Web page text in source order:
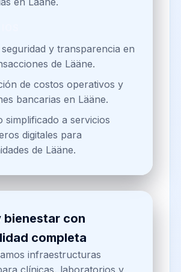
y transparencia en
de Lääne.
de costos operativos y
bancarias en Lääne.
simplificado a servicios
digitales para
de Lääne.
bienestar con
completa
infraestructuras
clínicas, laboratorios y